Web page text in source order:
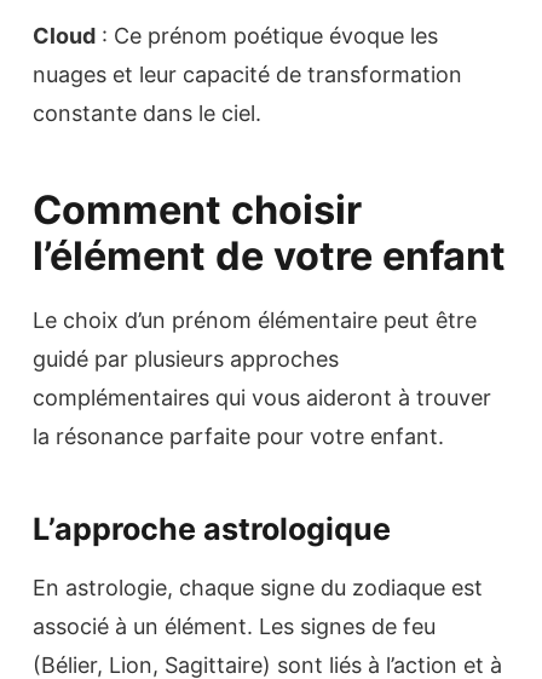
Cloud : Ce prénom poétique évoque les
nuages et leur capacité de transformation
constante dans le ciel.
Comment choisir
l’élément de votre enfant
Le choix d’un prénom élémentaire peut être
guidé par plusieurs approches
complémentaires qui vous aideront à trouver
la résonance parfaite pour votre enfant.
L’approche astrologique
En astrologie, chaque signe du zodiaque est
associé à un élément. Les signes de feu
(Bélier, Lion, Sagittaire) sont liés à l’action et à